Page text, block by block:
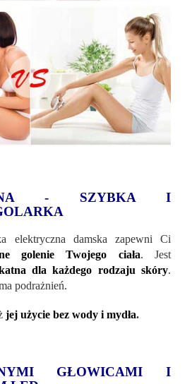
- SZYBKA I
elektryczna damska zapewni Ci
golenie Twojego ciała. Jest
dla każdego rodzaju skóry.
podrażnień.
jej użycie bez wody i mydła.
GŁOWICAMI I